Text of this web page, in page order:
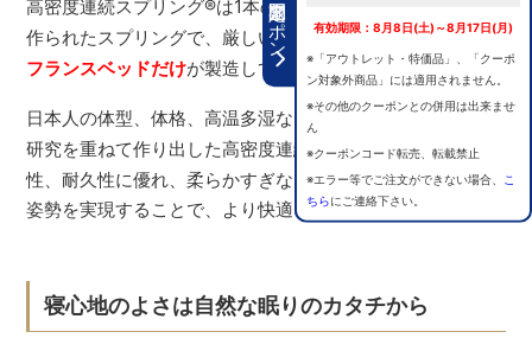
期間限定クーポン 有効期限：8月8日(土)～8月17日(月)
※「アウトレット・特価品」、「クーポ
ン対象外商品」には適用されません。
※その他のクーポンとの併用は出来ませ
ん
※クーポンコード転売、転載禁止
※エラー等でご注文ができない場合、
こ
ちらにご連絡下さい。
高密度連続スプリング®は1本の鋼線を高密度に編み込んで
作られたスプリングで、厳しい品質管理のもと国内で唯一
フランスベッドだけが製造しているスプリングです。
日本人の体型、体格、高温多湿な日本の気候など、様々な
研究を重ねて作り出した高密度連続スプリング®は、通気
性、耐久性に優れ、柔らかすぎない適度な硬さで理想の寝
姿勢を実現することで、より快適な眠りをご提供します。
寝心地のよさは自然な眠りのカタチから